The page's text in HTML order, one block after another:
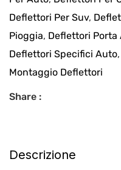
Deflettori Per Suv,
Pioggia, Deflettori Porta
Deflettori Specifici Auto,
Montaggio Deflettori
Share :
Descrizione